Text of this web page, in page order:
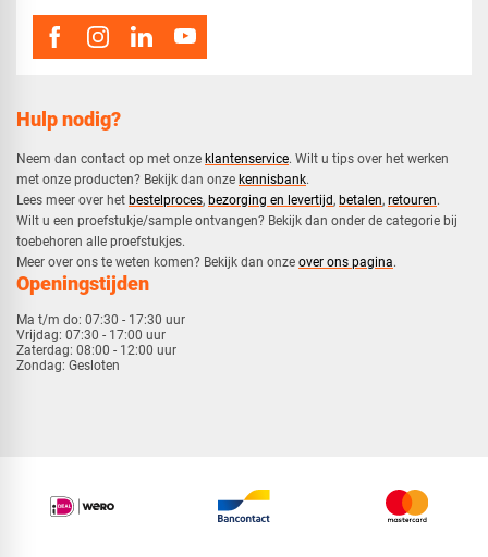
Hulp nodig?
Neem dan contact op met onze klantenservice. Wilt u tips over het werken
met onze producten? Bekijk dan onze kennisbank.
​Lees meer over het bestelproces, bezorging en levertijd, betalen, retouren.​
​Wilt u een proefstukje/sample ontvangen? Bekijk dan onder de categorie bij
toebehoren alle proefstukjes.
​​Meer over ons te weten komen? Bekijk dan onze over ons pagina.
Openingstijden
Ma t/m do: 07:30 - 17:30 uur
Vrijdag: 07:30 - 17:00 uur
Zaterdag: 08:00 - 12:00 uur
Zondag: Gesloten